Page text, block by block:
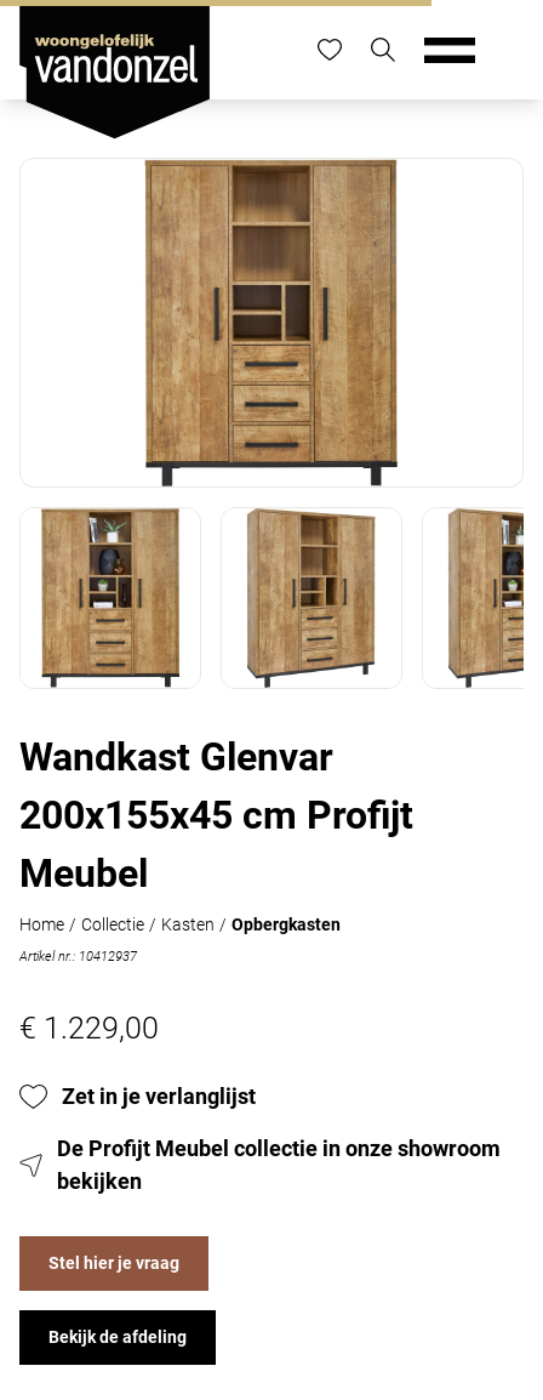
Wandkast Glenvar
200x155x45 cm Profijt
Meubel
Home / Collectie / Kasten / Opbergkasten
Artikel nr.: 10412937
€ 1.229,00
Zet in je verlanglijst
De Profijt Meubel collectie in onze showroom
bekijken
Stel hier je vraag
Bekijk de afdeling